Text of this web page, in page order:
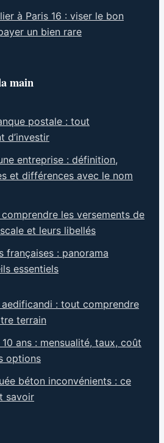
à Paris 16 : viser le bon
un bien rare
main
postale : tout
d’investir
entreprise : définition,
et différences avec le nom
les versements de
et leurs libellés
françaises : panorama
essentiels
: tout comprendre
terrain
ans : mensualité, taux, coût
options
béton inconvénients : ce
savoir